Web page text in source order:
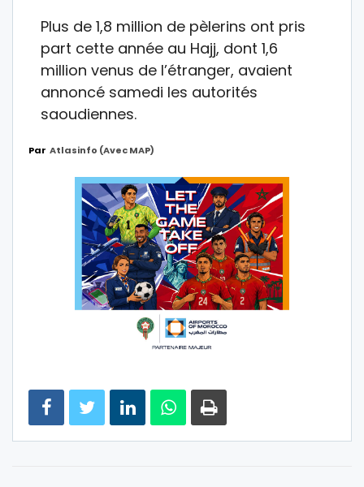
Plus de 1,8 million de pèlerins ont pris
part cette année au Hajj, dont 1,6
million venus de l’étranger, avaient
annoncé samedi les autorités
saoudiennes.
Par Atlasinfo (avec MAP)